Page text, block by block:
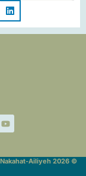
© Nakahat-Ailiyeh 2026